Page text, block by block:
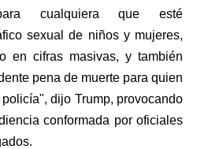
para cualquiera que esté
sexual de niños y mujeres,
en cifras masivas, y también
pena de muerte para quien
dijo Trump, provocando
conformada por oficiales